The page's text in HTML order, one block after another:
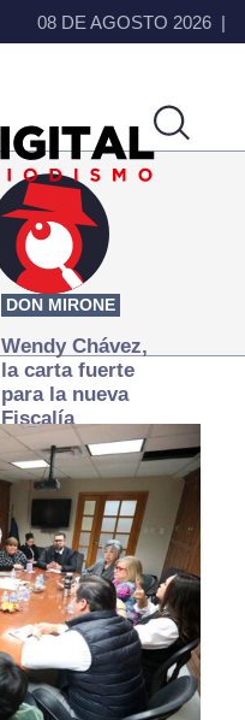
08 DE AGOSTO 2026
DON MIRONE
Wendy Chávez,
la carta fuerte
para la nueva
Fiscalía
autónoma